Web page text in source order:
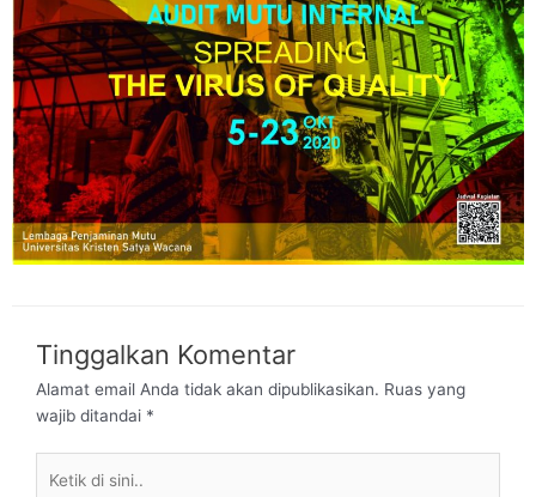
Tinggalkan Komentar
Alamat email Anda tidak akan dipublikasikan. Ruas yang
wajib ditandai *